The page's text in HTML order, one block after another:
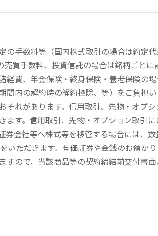
の手数料等（国内株式取引の場合は約定
買手数料、投資信託の場合は銘柄ごと
経費、年金保険・終身保険・養老保険の
内の解約時の解約控除、等）をご負担
それがあります。信用取引、先物・オプ
す。信用取引、先物・オプション取引
会社等へ株式等を移管する場合には、
いただきます。有価証券や金銭のお預か
すので、当該商品等の契約締結前交付書